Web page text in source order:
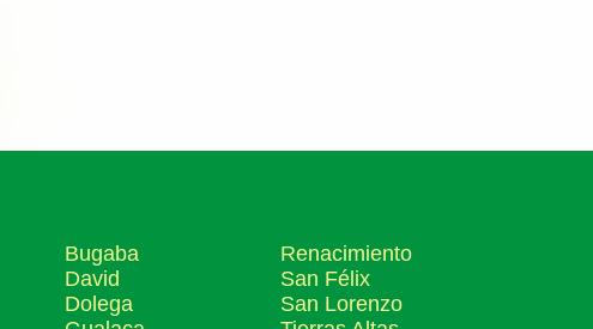
Bugaba
David
Dolega
Renacimiento
San Félix
San Lorenzo